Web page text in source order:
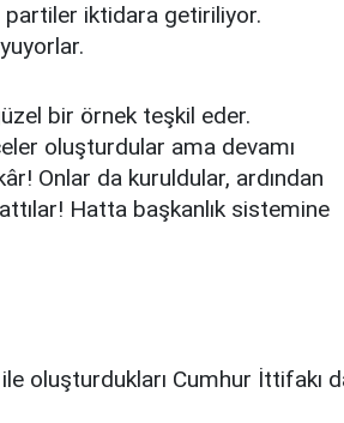
partiler iktidara getiriliyor.
bir örnek teşkil eder.
oluşturdular ama devamı
Onlar da kuruldular, ardından
Hatta başkanlık sistemine
oluşturdukları Cumhur İttifakı